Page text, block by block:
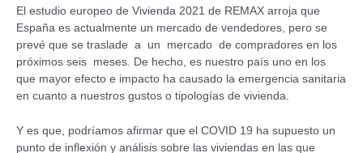
El estudio europeo de Vivienda 2021 de REMAX arroja que
España es actualmente un mercado de vendedores, pero se
prevé que se traslade a un mercado de compradores en los
próximos seis meses. De hecho, es nuestro país uno en los
que mayor efecto e impacto ha causado la emergencia sanitaria
en cuanto a nuestros gustos o tipologías de vivienda.
Y es que, podríamos afirmar que el COVID 19 ha supuesto un
punto de inflexión y análisis sobre las viviendas en las que